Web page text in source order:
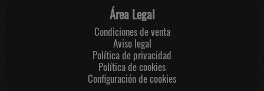
Área Legal
Condiciones de venta
Aviso legal
Política de privacidad
Política de cookies
Configuración de cookies